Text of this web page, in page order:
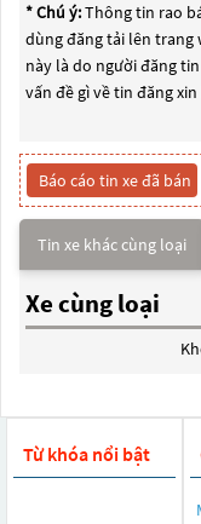
* Chú ý:Thông tin rao
dùng đăng tải lên trang
này là do người đăng
vấn đề gì về tin đăng
Báo cáo tin xe đã bán
Tin xe khác cùng loại
Xe cùng loại
Từ khóa nổi bật